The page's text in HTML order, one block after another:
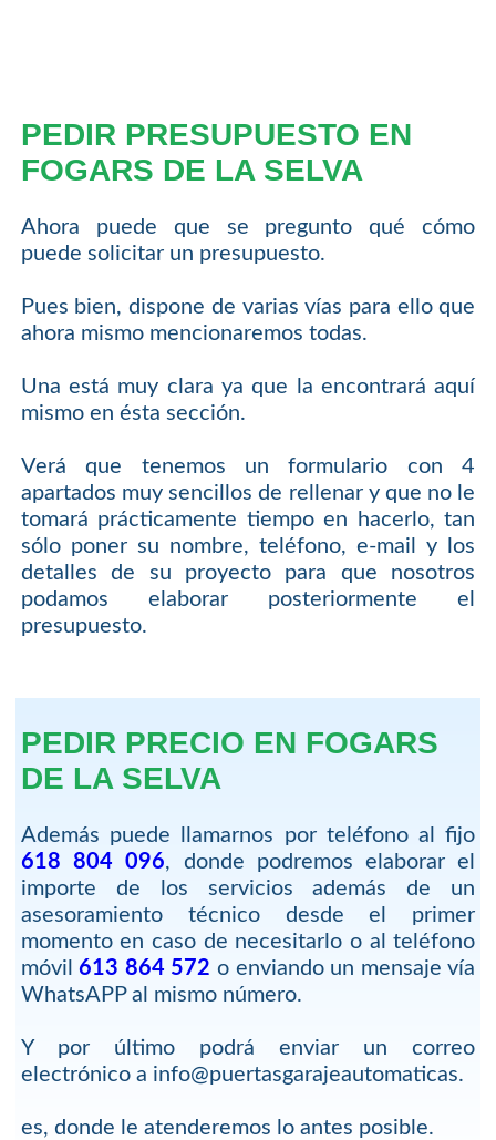
PEDIR PRESUPUESTO EN
FOGARS DE LA SELVA
Ahora puede que se pregunto qué cómo
puede solicitar un presupuesto.
Pues bien, dispone de varias vías para ello que
ahora mismo mencionaremos todas.
Una está muy clara ya que la encontrará aquí
mismo en ésta sección.
Verá que tenemos un formulario con 4
apartados muy sencillos de rellenar y que no le
tomará prácticamente tiempo en hacerlo, tan
sólo poner su nombre, teléfono, e-mail y los
detalles de su proyecto para que nosotros
podamos elaborar posteriormente el
presupuesto.
PEDIR PRECIO EN FOGARS
DE LA SELVA
Además puede llamarnos por teléfono al fijo
618 804 096, donde podremos elaborar el
importe de los servicios además de un
asesoramiento técnico desde el primer
momento en caso de necesitarlo o al teléfono
móvil613 864 572 o enviando un mensaje vía
WhatsAPP al mismo número.
Y por último podrá enviar un correo
electrónico a info@puertasgarajeautomaticas.
es, donde le atenderemos lo antes posible.